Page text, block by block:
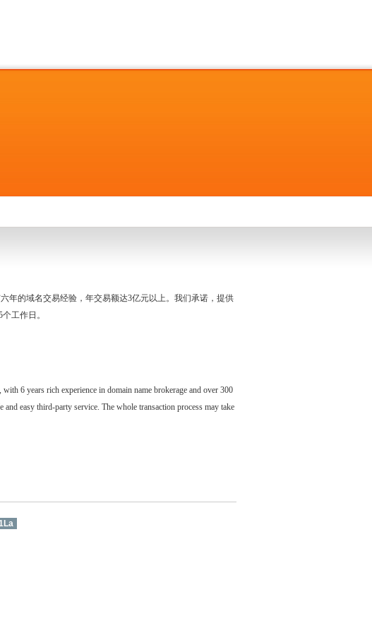
年的域名交易经验，年交易额达3亿元以上。我们承诺，提供
工作日。
6 years rich experience in domain name brokerage and over 300
easy third-party service. The whole transaction process may take